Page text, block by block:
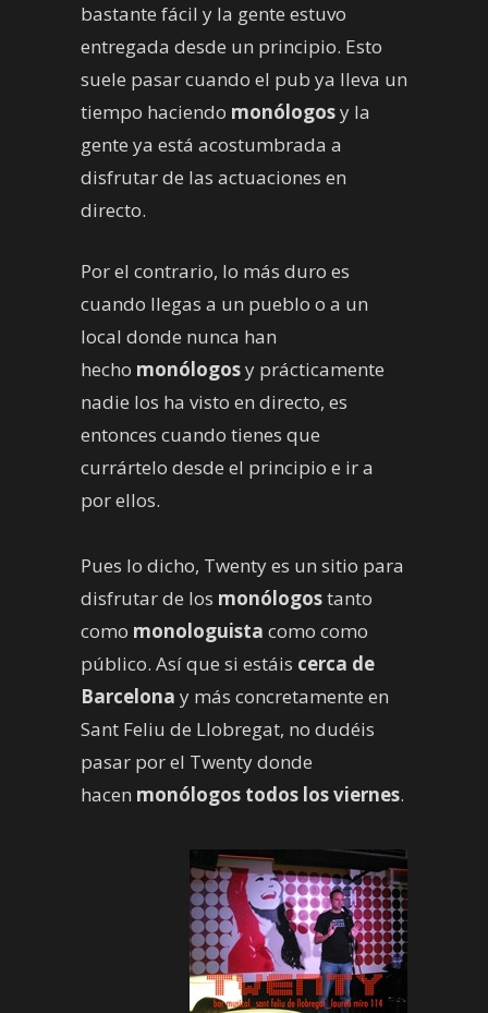
bastante fácil y la gente estuvo
entregada desde un principio. Esto
suele pasar cuando el pub ya lleva un
tiempo haciendo monólogosy la
gente ya está acostumbrada a
disfrutar de las actuaciones en
directo.
Por el contrario, lo más duro es
cuando llegas a un pueblo o a un
local donde nunca han
hecho monólogosy prácticamente
nadie los ha visto en directo, es
entonces cuando tienes que
currártelo desde el principio e ir a
por ellos.
Pues lo dicho, Twenty es un sitio para
disfrutar de los monólogostanto
como monologuista como como
público. Así que si estáis cerca de
Barcelona y más concretamente en
Sant Feliu de Llobregat, no dudéis
pasar por el Twenty donde
hacen monólogos todos los viernes.